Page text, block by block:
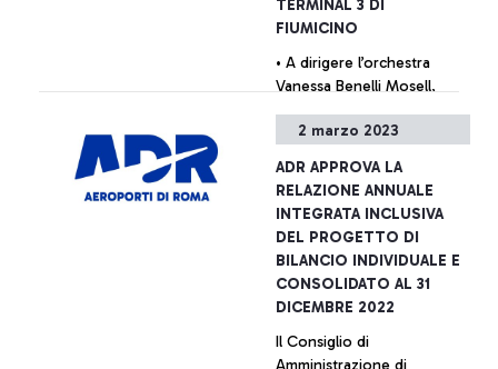
TERMINAL 3 DI
FIUMICINO
• A dirigere l’orchestra
Vanessa Benelli Mosell,
internazionale scelta come
+ Approfondisci
2 marzo 2023
ADR APPROVA LA
RELAZIONE ANNUALE
INTEGRATA INCLUSIVA
DEL PROGETTO DI
BILANCIO INDIVIDUALE E
CONSOLIDATO AL 31
DICEMBRE 2022
Il Consiglio di
Amministrazione di